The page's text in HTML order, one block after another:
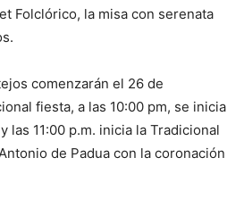
Folclórico, la misa con serenata
comenzarán el 26 de
fiesta, a las 10:00 pm, se inicia
las 11:00 p.m. inicia la Tradicional
de Padua con la coronación